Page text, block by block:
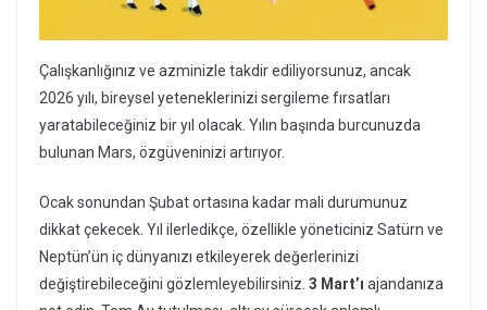
Çalışkanlığınız ve azminizle takdir ediliyorsunuz, ancak
2026 yılı, bireysel yeteneklerinizi sergileme fırsatları
yaratabileceğiniz bir yıl olacak. Yılın başında burcunuzda
bulunan Mars, özgüveninizi artırıyor.
Ocak sonundan Şubat ortasına kadar mali durumunuz
dikkat çekecek. Yıl ilerledikçe, özellikle yöneticiniz Satürn ve
Neptün’ün iç dünyanızı etkileyerek değerlerinizi
değiştirebileceğini gözlemleyebilirsiniz. 3 Mart’ı ajandanıza